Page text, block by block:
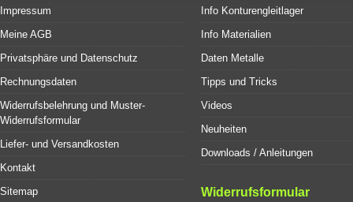
Impressum
Meine AGB
Privatsphäre und Datenschutz
Rechnungsdaten
Widerrufsbelehrung und Muster-
Widerrufsformular
Liefer- und Versandkosten
Kontakt
Sitemap
Info Konturengleitlager
Info Materialien
Daten Metalle
Tipps und Tricks
Videos
Neuheiten
Downloads / Anleitungen
Widerrufsformular